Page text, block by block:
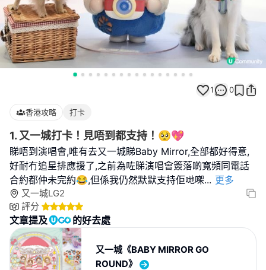
1 0
香港攻略 打卡
1. 又一城打卡！見唔到都支持！🥺💖
睇唔到演唱會,唯有去又一城睇Baby Mirror,全部都好得意,
好耐冇追星排應援了,之前為咗睇演唱會簽落啲寬頻同電話
合約都仲未完約😂,但係我仍然默默支持佢哋㗎... 更多
又一城LG2
評分
文章提及 的好去處
又一城《BABY MIRROR GO
ROUND》